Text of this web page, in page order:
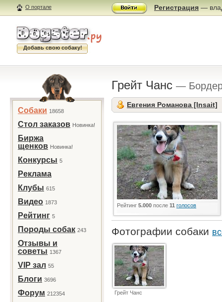
О портале Регистрация —
Добавь свою собаку!
Собаки 18658
Стол заказов Новинка!
Биржа
щенков Новинка!
Конкурсы 5
Реклама
Клубы 615
Видео 1873
Рейтинг 5
Породы собак 243
Отзывы и
советы 1367
VIP зал 55
Блоги 3696
Форум 212354
Грейт Чанс —
Евгения Романова [Insait]
Рейтинг 5.000 после 11 голосов
Фотографии собаки
Грейт Чанс